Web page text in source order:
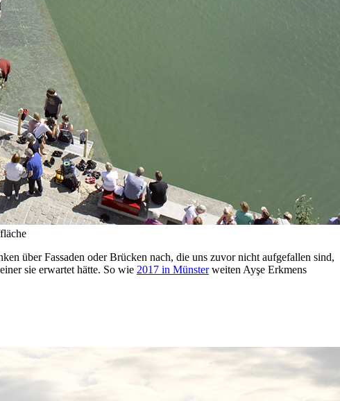
über Fassaden oder Brücken nach, die uns zuvor nicht aufgefallen sind,
sie erwartet hätte. So wie 2017 in Münsterweiten Ayşe Erkmens